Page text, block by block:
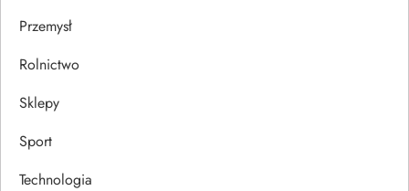
Przemysł
Rolnictwo
Sklepy
Sport
Technologia